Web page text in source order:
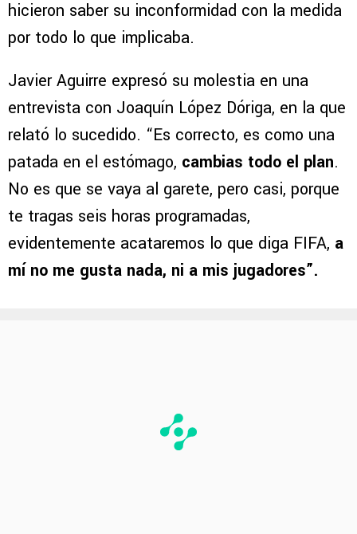
hicieron saber su inconformidad con la medida
por todo lo que implicaba.
Javier Aguirre expresó su molestia en una
entrevista con Joaquín López Dóriga, en la que
relató lo sucedido. “Es correcto, es como una
patada en el estómago, cambias todo el plan.
No es que se vaya al garete, pero casi, porque
te tragas seis horas programadas,
evidentemente acataremos lo que diga FIFA, a
mí no me gusta nada, ni a mis jugadores”.